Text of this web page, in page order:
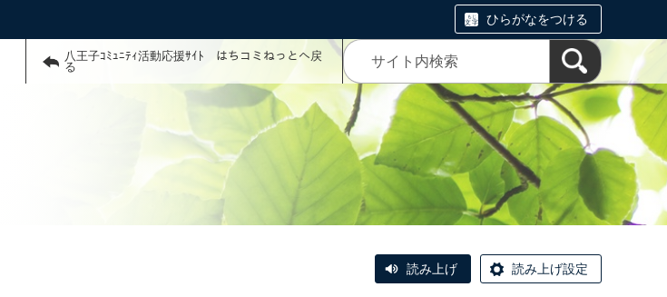
ひらがなをつける
八王子ｺﾐｭﾆﾃｨ活動応援ｻｲﾄ はちコミねっとへ戻
る
読み上げ 読み上げ設定